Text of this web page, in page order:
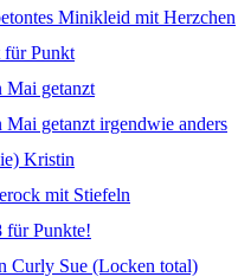
Minikleid mit Herzchen
für Punkt
Mai getanzt
getanzt irgendwie anders
Kristin
mit Stiefeln
für Punkte!
Curly Sue (Locken total)